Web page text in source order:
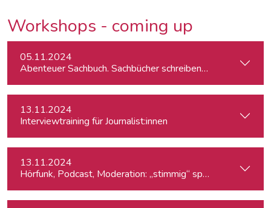
Workshops - coming up
05.11.2024
Abenteuer Sachbuch. Sachbücher schreiben für
13.11.2024
Interviewtraining für Journalist:innen
13.11.2024
Hörfunk, Podcast, Moderation: „stimmig“ sprechen